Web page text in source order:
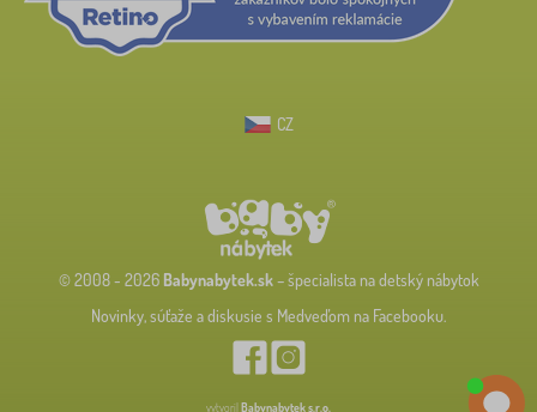
CZ
© 2008 - 2026 Babynabytek.sk– špecialista na detský nábytok
Novinky, súťaže a diskusie s Medveďom na Facebooku.
vytvoril Babynabytek s.r.o.